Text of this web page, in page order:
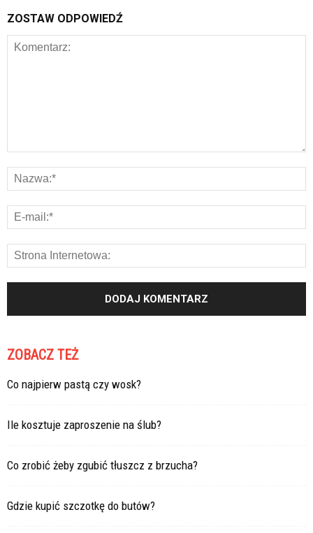
ZOSTAW ODPOWIEDŹ
ZOBACZ TEŻ
Co najpierw pastą czy wosk?
Ile kosztuje zaproszenie na ślub?
Co zrobić żeby zgubić tłuszcz z brzucha?
Gdzie kupić szczotkę do butów?